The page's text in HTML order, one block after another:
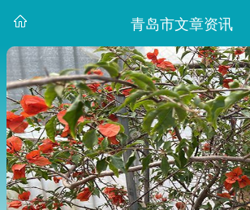
青岛市文章资讯